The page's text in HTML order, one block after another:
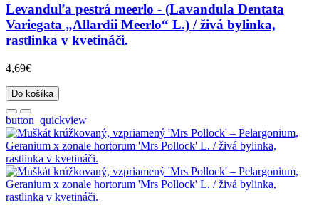
Levanduľa pestrá meerlo - (Lavandula Dentata
Variegata „Allardii Meerlo“ L.) / živá bylinka,
rastlinka v kvetináči.
4,69€
Do košíka
button_quickview